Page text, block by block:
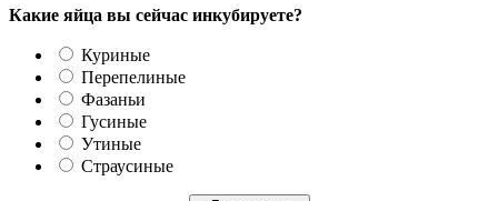
Какие яйца вы сейчас инкубируете?
Куриные
Перепелиные
Фазаньи
Гусиные
Утиные
Страусиные